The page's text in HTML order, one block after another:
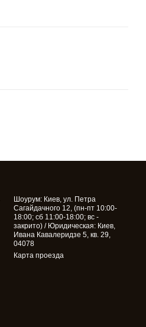
Шоурум: Киев, ул. Петра
Сагайдачного 12, (пн-пт 10:00-
18:00; сб 11:00-18:00; вс -
закрито) / Юридическая: Киев,
Ивана Кавалеридзе 5, кв. 29,
04078
Карта проезда